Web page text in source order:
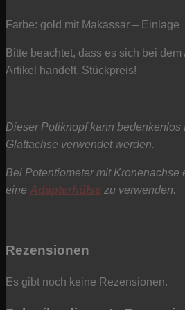
Farbe: gold mit Makassar – Einlage
Bitte beachtet, dass es sich bei
Artikel handelt. Stückpreis!
Dieser Potiknopf kann bedenkenlos
Glattachse verwendet werden.
Bei Potentiometer mit Kronenachse
eine Adapterhülse zu verwenden.
Rezensionen
Es gibt noch keine Rezensionen.